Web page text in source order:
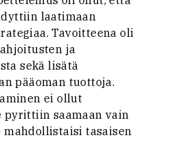
laatimaan
Tavoitteena oli
ja
sekä lisätä
pääoman tuottoja.
ei ollut
pyrittiin saamaan vain
mahdollistaisi tasaisen